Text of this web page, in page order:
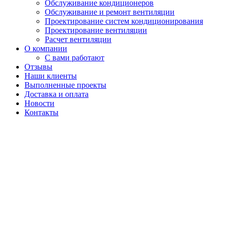
Обслуживание кондиционеров
Обслуживание и ремонт вентиляции
Проектирование систем кондиционирования
Проектирование вентиляции
Расчет вентиляции
О компании
С вами работают
Отзывы
Наши клиенты
Выполненные проекты
Доставка и оплата
Новости
Контакты